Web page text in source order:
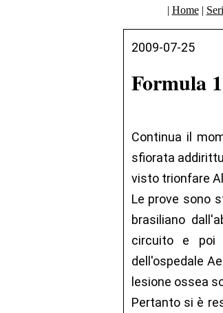
| Home|
2009-07-25
Formula
Continua il
sfiorata
visto trionfare
Le prove sono
brasiliano
circuito e poi
dell'ospedale
lesione ossea
Pertanto si è